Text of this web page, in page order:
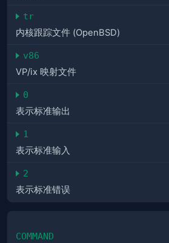
tr
内核跟踪文件 (OpenBSD)
v86
VP/ix 映射文件
0
表示标准输出
1
表示标准输入
2
表示标准错误
COMMAND